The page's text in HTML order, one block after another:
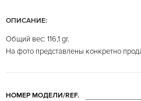
ОПИСАНИЕ:
Общий вес: 116,1 gr.
На фото представлены конкретно
НОМЕР МОДЕЛИ/REF.